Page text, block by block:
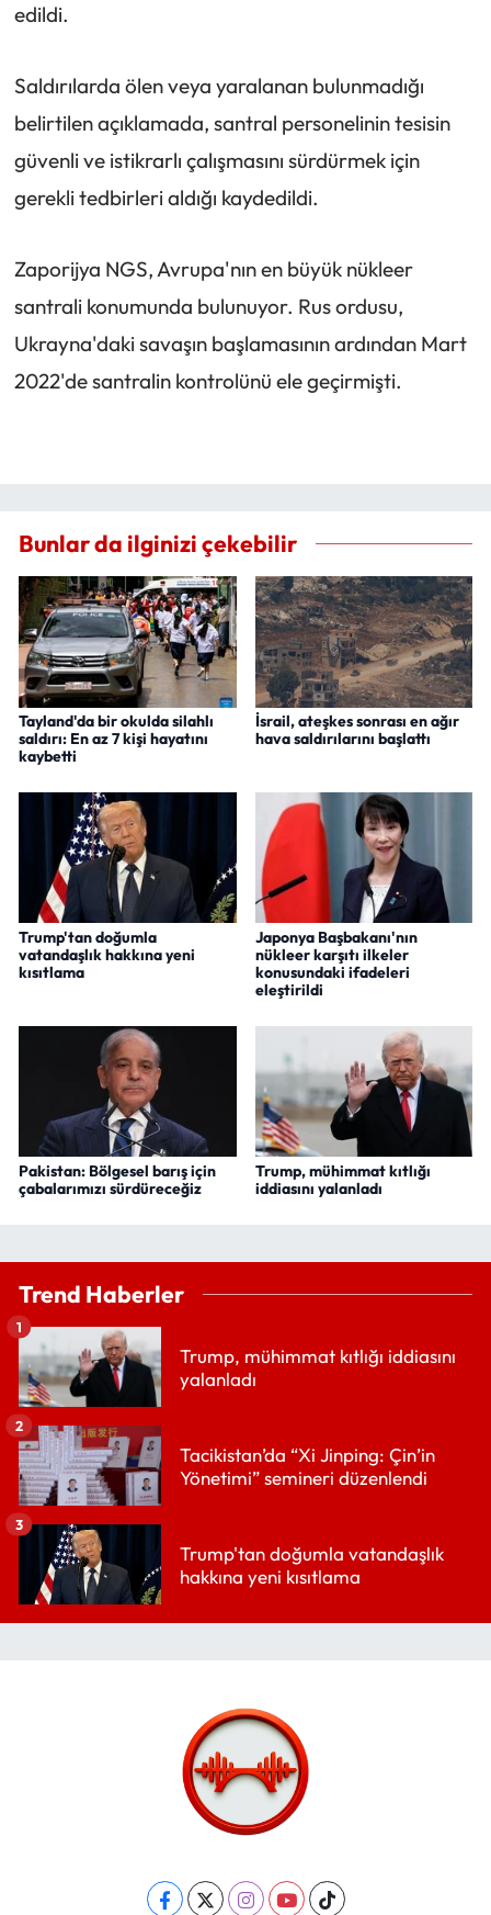
edildi.
Saldırılarda ölen veya yaralanan bulunmadığı
belirtilen açıklamada, santral personelinin tesisin
güvenli ve istikrarlı çalışmasını sürdürmek için
gerekli tedbirleri aldığı kaydedildi.
Zaporijya NGS, Avrupa'nın en büyük nükleer
santrali konumunda bulunuyor. Rus ordusu,
Ukrayna'daki savaşın başlamasının ardından Mart
2022'de santralin kontrolünü ele geçirmişti.
Bunlar da ilginizi çekebilir
Tayland'da bir okulda silahlı
saldırı: En az 7 kişi hayatını
kaybetti
İsrail, ateşkes sonrası en ağır
hava saldırılarını başlattı
Trump'tan doğumla
vatandaşlık hakkına yeni
kısıtlama
Japonya Başbakanı'nın
nükleer karşıtı ilkeler
konusundaki ifadeleri
eleştirildi
Pakistan: Bölgesel barış için
çabalarımızı sürdüreceğiz
Trump, mühimmat kıtlığı
iddiasını yalanladı
Trend Haberler
Trump, mühimmat kıtlığı iddiasını
yalanladı
1
Tacikistan’da “Xi Jinping: Çin’in
Yönetimi” semineri düzenlendi
2
Trump'tan doğumla vatandaşlık
hakkına yeni kısıtlama
3